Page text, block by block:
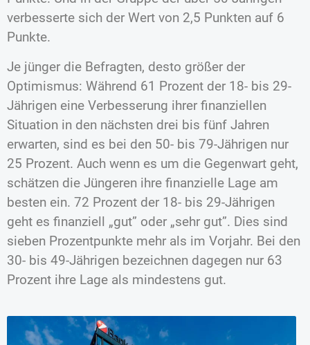
verbesserte sich der Wert von 2,5 Punkten auf 6
Punkte.
Je jünger die Befragten, desto größer der
Optimismus: Während 61 Prozent der 18- bis 29-
Jährigen eine Verbesserung ihrer finanziellen
Situation in den nächsten drei bis fünf Jahren
erwarten, sind es bei den 50- bis 79-Jährigen nur
25 Prozent. Auch wenn es um die Gegenwart geht,
schätzen die Jüngeren ihre finanzielle Lage am
besten ein. 72 Prozent der 18- bis 29-Jährigen
geht es finanziell „gut” oder „sehr gut”. Dies sind
sieben Prozentpunkte mehr als im Vorjahr. Bei den
30- bis 49-Jährigen bezeichnen dagegen nur 63
Prozent ihre Lage als mindestens gut.